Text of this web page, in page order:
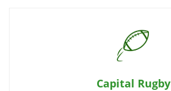
Capital Rugby